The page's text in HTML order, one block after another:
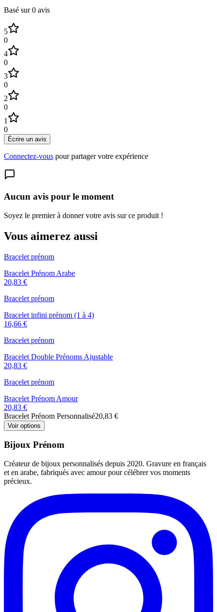
Basé sur0 avis
5
0
4
0
3
0
2
0
1
0
Écrire un avis
Connectez-vous pour partager votre expérience
Aucun avis pour le moment
Soyez le premier à donner votre avis sur ce produit !
Vous aimerez aussi
Bracelet prénom
Bracelet Prénom Arabe
20,83 €
Bracelet prénom
Bracelet infini prénom (1 à 4)
16,66 €
Bracelet prénom
Bracelet Double Prénoms Ajustable
20,83 €
Bracelet prénom
Bracelet Prénom Amour
20,83 €
Bracelet Prénom Personnalisé20,83 €
Voir options
Bijoux Prénom
Créateur de bijoux personnalisés depuis 2020. Gravure en français
et en arabe, fabriqués avec amour pour célébrer vos moments
précieux.